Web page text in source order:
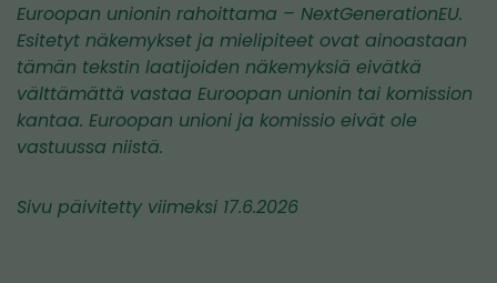
Euroopan unionin rahoittama – NextGenerationEU.
Esitetyt näkemykset ja mielipiteet ovat ainoastaan
tämän tekstin laatijoiden näkemyksiä eivätkä
välttämättä vastaa Euroopan unionin tai komission
kantaa. Euroopan unioni ja komissio eivät ole
vastuussa niistä.
Sivu päivitetty viimeksi 17.6.2026